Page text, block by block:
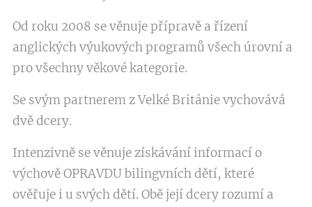
Od roku 2008 se věnuje přípravě a řízení
anglických výukových programů všech úrovní a
pro všechny věkové kategorie.
Se svým partnerem z Velké Británie vychovává
dvě dcery.
Intenzivně se věnuje získávání informací o
výchově OPRAVDU bilingvních dětí, které
ověřuje i u svých dětí. Obě její dcery rozumí a